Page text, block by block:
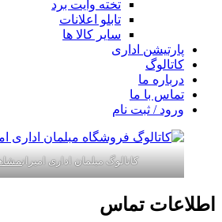
تخته وایت برد
تابلو اعلانات
سایر کالا ها
پارتیشن اداری
کاتالوگ
درباره ما
تماس با ما
ورود / ثبت نام
کاتالوگ مبلمان اداری امیران
اطلاعات تماس